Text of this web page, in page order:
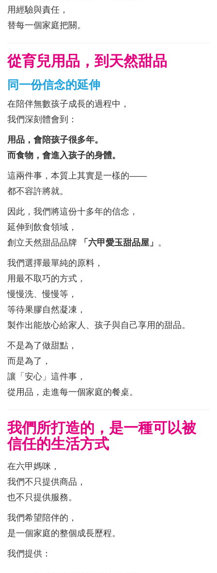
用經驗與責任，
替每一個家庭把關。
從育兒用品，到天然甜品
同一份信念的延伸
在陪伴無數孩子成長的過程中，
我們深刻體會到：
用品，會陪孩子很多年。
而食物，會進入孩子的身體。
這兩件事，本質上其實是一樣的——
都不容許將就。
因此，我們將這份十多年的信念，
延伸到飲食領域，
創立天然甜品品牌
「六甲愛玉甜品屋」 。
我們選擇最單純的原料，
用最不取巧的方式，
慢慢洗、慢慢等，
等待果膠自然凝凍，
製作出能放心給家人、孩子與自己享用的甜品。
不是為了做甜點，
而是為了，
讓「安心」這件事，
從用品，走進每一個家庭的餐桌。
我們所打造的，是一種可以被
信任的生活方式
在六甲媽咪，
我們不只提供商品，
也不只提供服務。
我們希望陪伴的，
是一個家庭的整個成長歷程。
我們提供：